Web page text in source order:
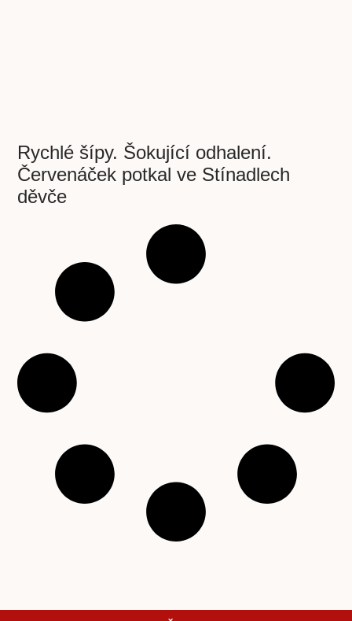
Rychlé šípy. Šokující odhalení.
Červenáček potkal ve Stínadlech
děvče